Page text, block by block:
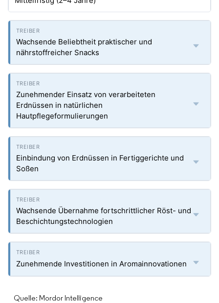
Wachsende Beliebtheit praktischer und
nährstoffreicher Snacks
Zunehmender Einsatz von verarbeiteten
Erdnüssen in natürlichen
Hautpflegeformulierungen
Einbindung von Erdnüssen in Fertiggerichte und
Soßen
Wachsende Übernahme fortschrittlicher Röst- und
Beschichtungstechnologien
Zunehmende Investitionen in Aromainnovationen
Quelle: Mordor Intelligence